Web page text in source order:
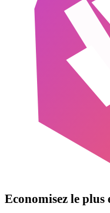
Economisez le plus